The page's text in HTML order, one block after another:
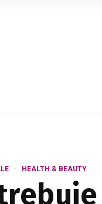
HEALTH & BEAUTY